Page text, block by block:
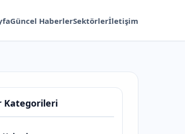
Güncel HaberlerSektörlerİletişim
Kategorileri